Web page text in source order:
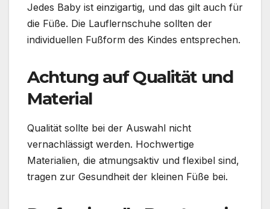
Jedes Baby ist einzigartig, und das gilt auch für
die Füße. Die Lauflernschuhe sollten der
individuellen Fußform des Kindes entsprechen.
Achtung auf Qualität und
Material
Qualität sollte bei der Auswahl nicht
vernachlässigt werden. Hochwertige
Materialien, die atmungsaktiv und flexibel sind,
tragen zur Gesundheit der kleinen Füße bei.